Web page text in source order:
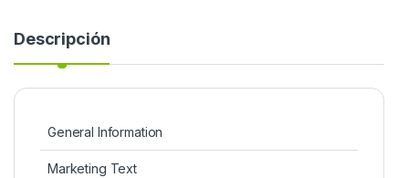
Descripción
General Information
Marketing Text